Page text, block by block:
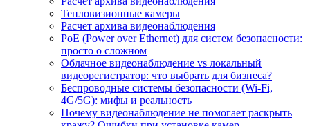
Тепловизионные камеры
Расчет архива видеонаблюдения
PoE (Power over Ethernet) для систем безопасности:
просто о сложном
Облачное видеонаблюдение vs локальный
видеорегистратор: что выбрать для бизнеса?
Беспроводные системы безопасности (Wi-Fi,
4G/5G): мифы и реальность
Почему видеонаблюдение не помогает раскрыть